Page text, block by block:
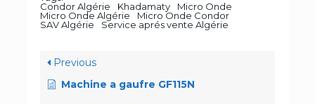
Condor Algérie
Khadamaty
Micro Onde
Micro Onde Algérie
Micro Onde Condor
SAV Algérie
Service aprés vente Algérie
Previous
Machine a gaufre GF115N